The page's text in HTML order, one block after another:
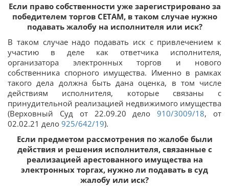
Если право собственности уже зарегистрировано за
победителем торгов СЕТАМ, в таком случае нужно
подавать жалобу на исполнителя или иск?
В таком случае надо подавать иск с привлечением к
участию в деле как ответчика исполнителя,
организатора электронных торгов и нового
собственника спорного имущества. Именно в рамках
такого дела должна быть дана оценка, в том числе
действиям исполнителя, которые связаны с
принудительной реализацией недвижимого имущества
(Верховный Суд от 22.09.20 дело910/3009/18, от
02.02.21 дело 925/642/19).
Если предметом рассмотрения по жалобе были
действия и решения исполнителя, связанные с
реализацией арестованного имущества на
электронных торгах, нужно ли подавать в суд
жалобу или иск?